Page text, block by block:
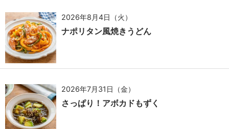
2026年8月4日（火）
ナポリタン風焼きうどん
2026年7月31日（金）
さっぱり！アボカドもずく